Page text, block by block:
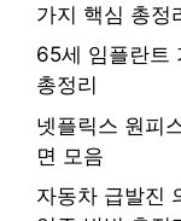
가지 핵심 총정
65세 임플란트
총정리
넷플릭스 원피
면 모음
자동차 급발진